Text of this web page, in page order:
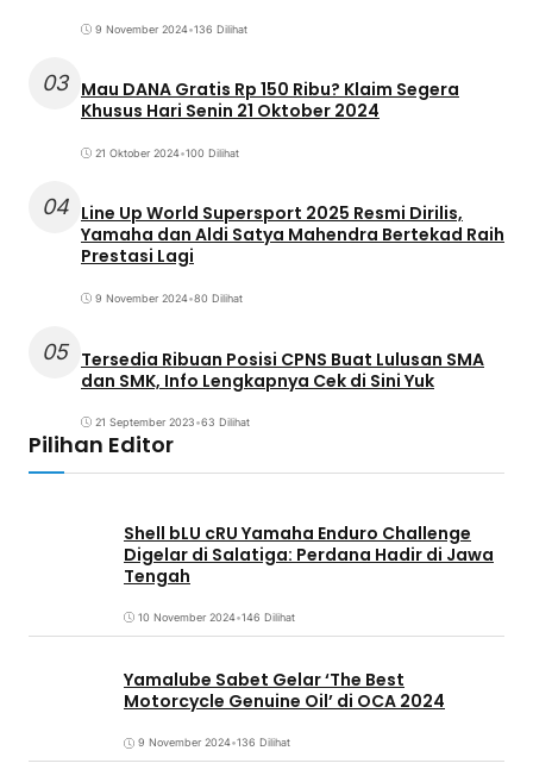
9 November 2024•136 Dilihat
03 Mau DANA Gratis Rp 150 Ribu? Klaim Segera
Khusus Hari Senin 21 Oktober 2024
21 Oktober 2024•100 Dilihat
04 Line Up World Supersport 2025 Resmi Dirilis,
Yamaha dan Aldi Satya Mahendra Bertekad Raih
Prestasi Lagi
9 November 2024•80 Dilihat
05 Tersedia Ribuan Posisi CPNS Buat Lulusan SMA
dan SMK, Info Lengkapnya Cek di Sini Yuk
21 September 2023•63 Dilihat
Pilihan Editor
Shell bLU cRU Yamaha Enduro Challenge
Digelar di Salatiga: Perdana Hadir di Jawa
Tengah
10 November 2024•146 Dilihat
Yamalube Sabet Gelar ‘The Best
Motorcycle Genuine Oil’ di OCA 2024
9 November 2024•136 Dilihat